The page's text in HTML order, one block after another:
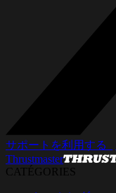
サポートを利用する_
Thrustmaster
CATÉGORIES